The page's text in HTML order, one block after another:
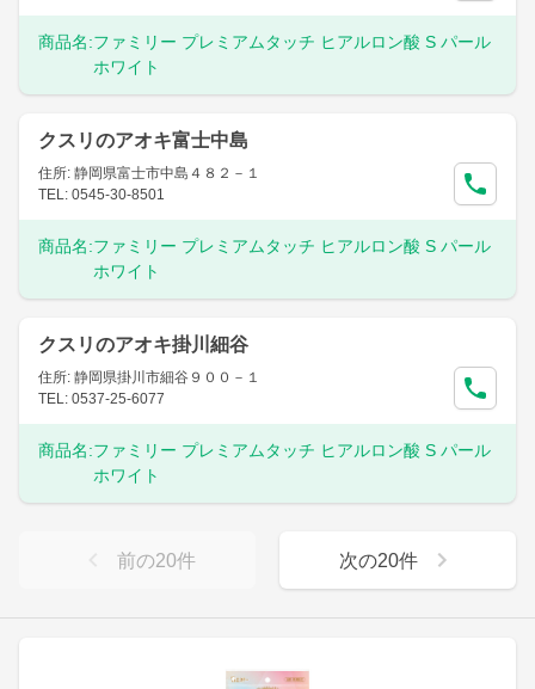
商品名:ファミリー プレミアムタッチ ヒアルロン酸 S パール
ホワイト
クスリのアオキ富士中島
住所: 静岡県富士市中島４８２－１
TEL: 0545-30-8501
商品名:ファミリー プレミアムタッチ ヒアルロン酸 S パール
ホワイト
クスリのアオキ掛川細谷
住所: 静岡県掛川市細谷９００－１
TEL: 0537-25-6077
商品名:ファミリー プレミアムタッチ ヒアルロン酸 S パール
ホワイト
前の20件 次の20件